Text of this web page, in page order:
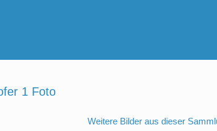
1 Foto
Weitere Bilder aus dieser